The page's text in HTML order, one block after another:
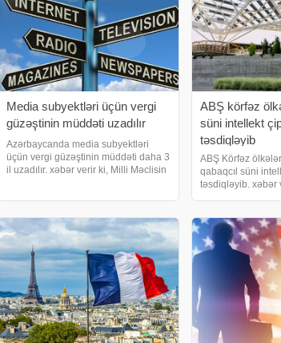
Media subyektləri üçün vergi
güzəştinin müddəti uzadılır
Azərbaycanda media subyektləri
üçün vergi güzəştinin müddəti daha 3
il uzadılır. xəbər verir ki, Milli Məclisin
ABŞ körfəz
süni intellekt
təsdiqləyib
ABŞ Körfəz
qabaqcıl süni
təsdiqləyib. xəbər
rəqibi Humain-ə
etmi